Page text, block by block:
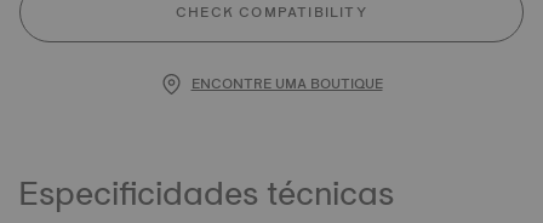
CHECK COMPATIBILITY
ENCONTRE UMA BOUTIQUE
Especificidades técnicas